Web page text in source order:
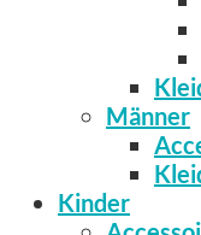
Männer
Kinder